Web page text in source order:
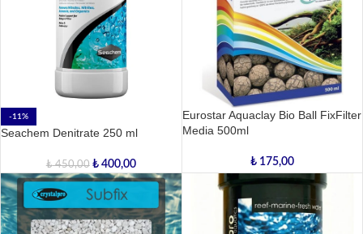
-11%
Seachem Denitrate 250 ml
₺450,00 ₺400,00
Eurostar Aquaclay Bio Ball FixFilter
Media 500ml
₺175,00